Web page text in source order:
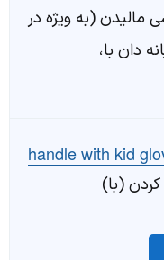
مالیدن (به ویژه در
دان با،
handle with kid
(با)